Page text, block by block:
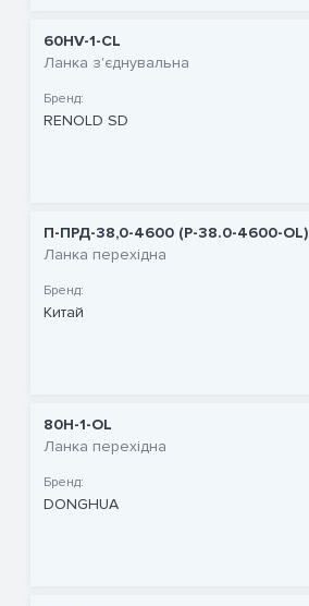
60HV-1-CL
Ланка з'єднувальна
Бренд:
RENOLD SD
П-ПРД-38,0-4600 (P-38.0-4600-OL)
Ланка перехідна
Бренд:
Китай
80H-1-OL
Ланка перехідна
Бренд:
DONGHUA